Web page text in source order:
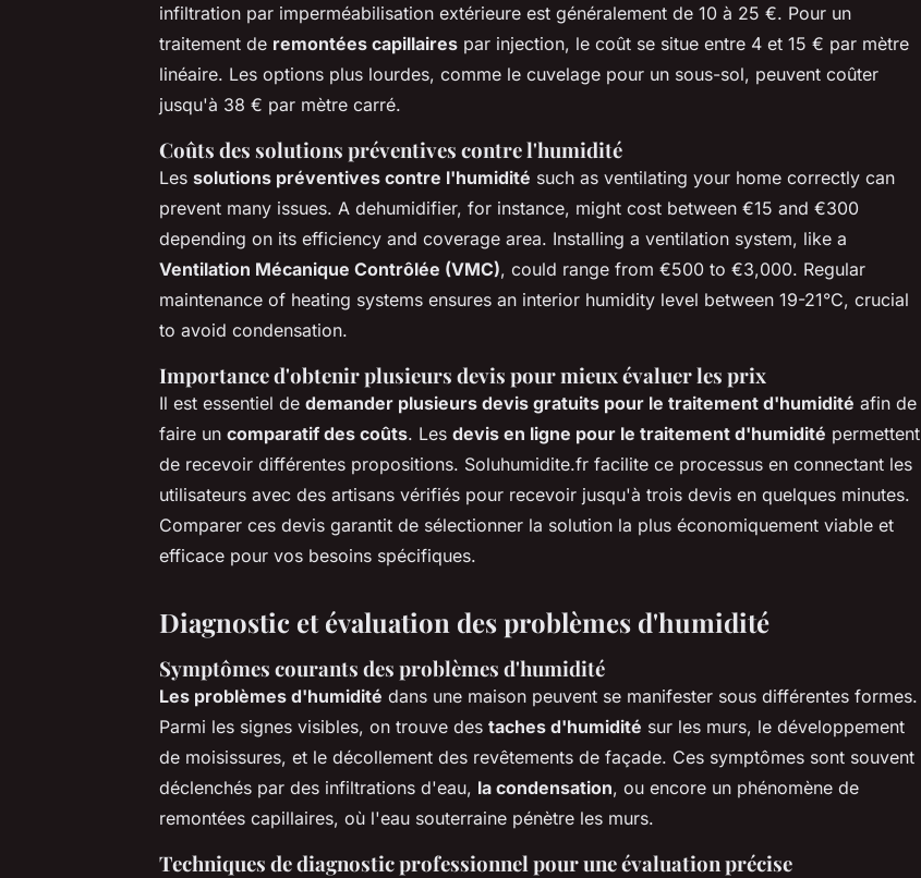
infiltration par imperméabilisation extérieure est généralement de 10 à 25 €. Pour un
traitement de remontées capillaires par injection, le coût se situe entre 4 et 15 € par mètre
linéaire. Les options plus lourdes, comme le cuvelage pour un sous-sol, peuvent coûter
jusqu'à 38 € par mètre carré.
Coûts des solutions préventives contre l'humidité
Les solutions préventives contre l'humidité such as ventilating your home correctly can
prevent many issues. A dehumidifier, for instance, might cost between €15 and €300
depending on its efficiency and coverage area. Installing a ventilation system, like a
Ventilation Mécanique Contrôlée (VMC), could range from €500 to €3,000. Regular
maintenance of heating systems ensures an interior humidity level between 19-21°C, crucial
to avoid condensation.
Importance d'obtenir plusieurs devis pour mieux évaluer les prix
Il est essentiel de demander plusieurs devis gratuits pour le traitement d'humidité afin de
faire un comparatif des coûts. Les devis en ligne pour le traitement d'humidité permettent
de recevoir différentes propositions. Soluhumidite.fr facilite ce processus en connectant les
utilisateurs avec des artisans vérifiés pour recevoir jusqu'à trois devis en quelques minutes.
Comparer ces devis garantit de sélectionner la solution la plus économiquement viable et
efficace pour vos besoins spécifiques.
Diagnostic et évaluation des problèmes d'humidité
Symptômes courants des problèmes d'humidité
Les problèmes d'humidité dans une maison peuvent se manifester sous différentes formes.
Parmi les signes visibles, on trouve des taches d'humidité sur les murs, le développement
de moisissures, et le décollement des revêtements de façade. Ces symptômes sont souvent
déclenchés par des infiltrations d'eau, la condensation, ou encore un phénomène de
remontées capillaires, où l'eau souterraine pénètre les murs.
Techniques de diagnostic professionnel pour une évaluation précise